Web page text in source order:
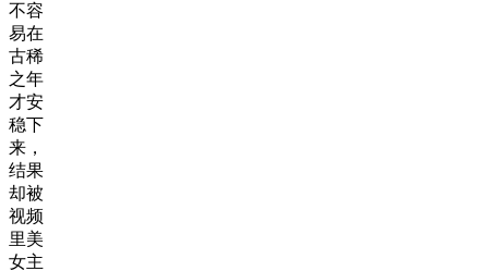
不容
易在
古稀
之年
才安
稳下
来，
结果
却被
视频
里美
女主